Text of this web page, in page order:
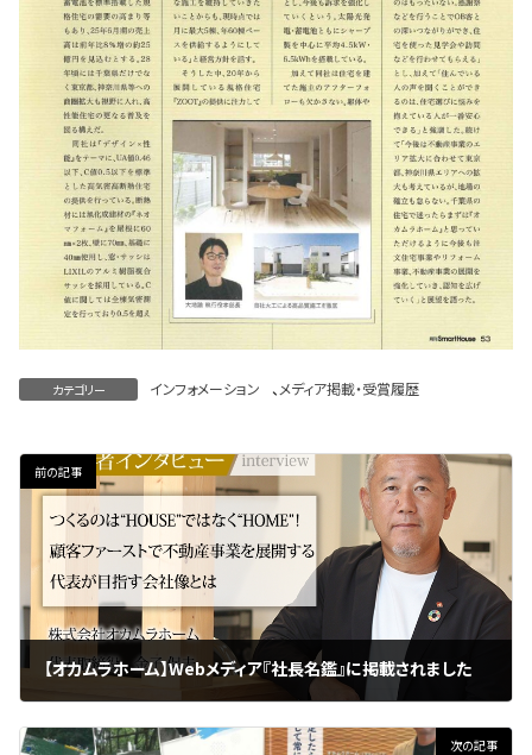
カテゴリー インフォメーション 、 メディア掲載・受賞履歴
前の記事
【オカムラホーム】Webメディア『社長名鑑』に掲載されました
次の記事